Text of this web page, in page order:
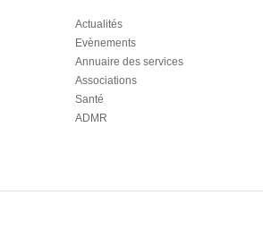
Actualités
Evènements
Annuaire des services
Associations
Santé
ADMR